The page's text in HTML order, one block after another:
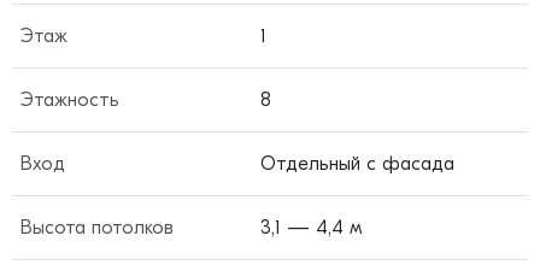
Этаж 1
Этажность 8
Вход Отдельный с фасада
Высота потолков 3,1 — 4,4 м